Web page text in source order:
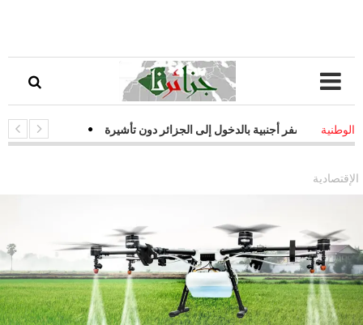
الوطنية
سفر أجنبية بالدخول إلى الجزائر دون تأشيرة - قفزة نوعية في التحول
الإقتصادية